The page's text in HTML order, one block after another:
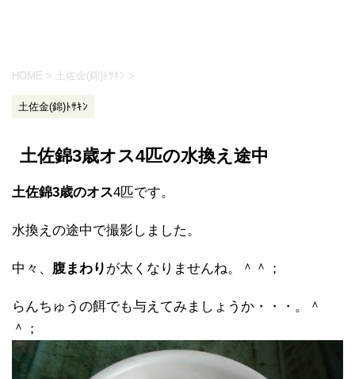
HOME > 土佐金(錦)ﾄｻｷﾝ >
土佐金(錦)ﾄｻｷﾝ
土佐錦3歳オス4匹の水換え途中
土佐錦3歳のオス4匹です。
水換えの途中で撮影しました。
中々、 腹まわり が太くなりませんね。＾＾；
らんちゅうの餌でも与えてみましょうか・・・。＾
＾；